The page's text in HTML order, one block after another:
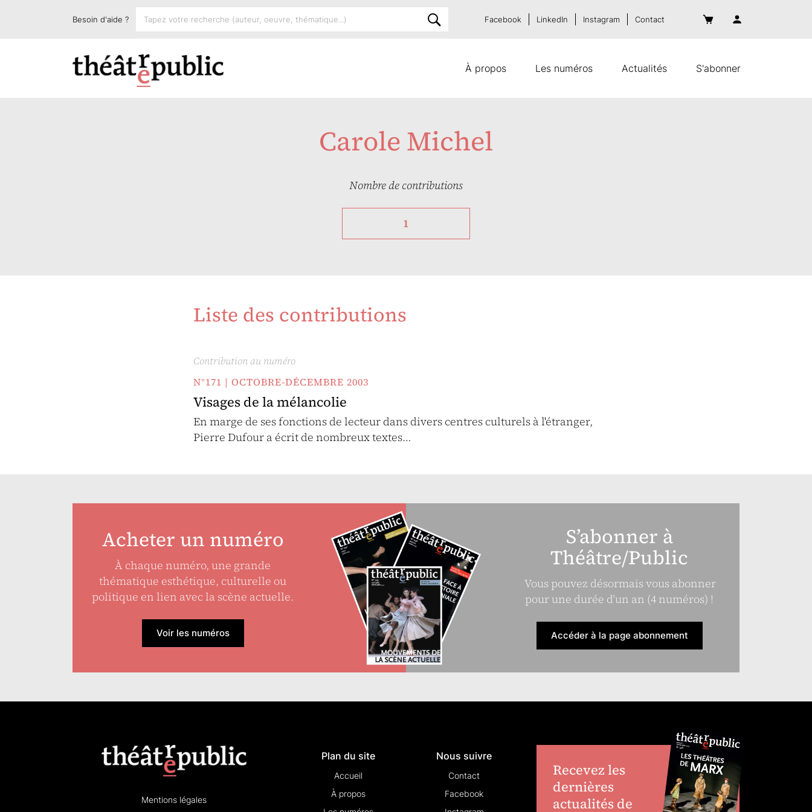
À propos Les numéros Actualités S'abonner
Besoin d'aide ? Facebook LinkedIn Instagram Contact
Carole Michel
Nombre de contributions
1
Liste des contributions
Contribution au numéro
N°171 | OCTOBRE-DÉCEMBRE 2003
Visages de la mélancolie
En marge de ses fonctions de lecteur dans divers centres culturels à l'étranger,
Pierre Dufour a écrit de nombreux textes…
Acheter un numéro
À chaque numéro, une grande
thématique esthétique, culturelle ou
politique en lien avec la scène actuelle.
Voir les numéros
S’abonner à
Théâtre/Public
Vous pouvez désormais vous abonner
pour une durée d’un an (4 numéros) !
Accéder à la page abonnement
Mentions légales
Plan du site
Accueil
À propos
Nous suivre
Contact
Facebook
Recevez les
dernières
actualités de